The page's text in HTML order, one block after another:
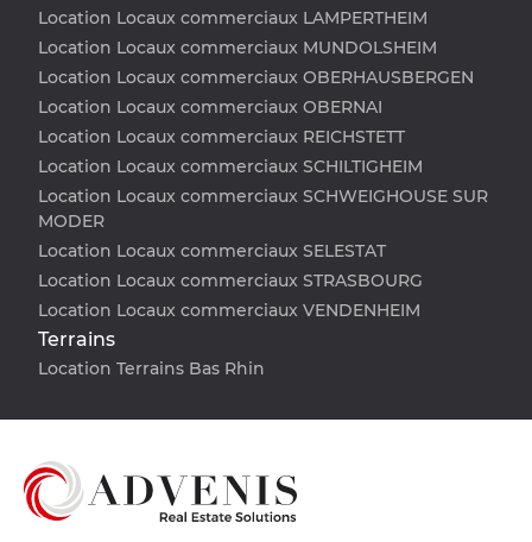
Location Locaux commerciaux LAMPERTHEIM
Location Locaux commerciaux MUNDOLSHEIM
Location Locaux commerciaux OBERHAUSBERGEN
Location Locaux commerciaux OBERNAI
Location Locaux commerciaux REICHSTETT
Location Locaux commerciaux SCHILTIGHEIM
Location Locaux commerciaux SCHWEIGHOUSE SUR
MODER
Location Locaux commerciaux SELESTAT
Location Locaux commerciaux STRASBOURG
Location Locaux commerciaux VENDENHEIM
Terrains
Location Terrains Bas Rhin